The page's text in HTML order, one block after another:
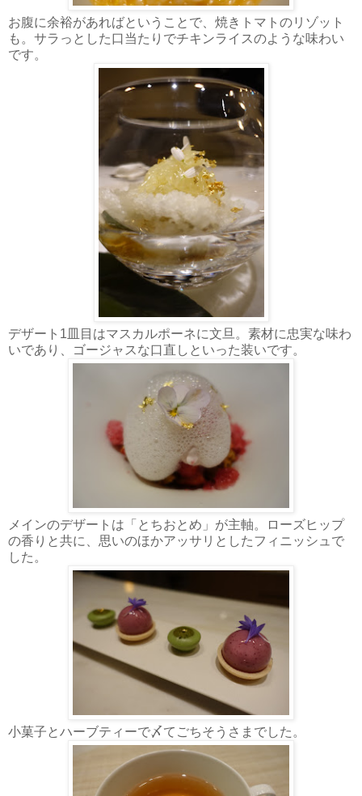
お腹に余裕があればということで、焼きトマトのリゾット
も。サラっとした口当たりでチキンライスのような味わい
です。
デザート1皿目はマスカルポーネに文旦。素材に忠実な味わ
いであり、ゴージャスな口直しといった装いです。
メインのデザートは「とちおとめ」が主軸。ローズヒップ
の香りと共に、思いのほかアッサリとしたフィニッシュで
した。
小菓子とハーブティーで〆てごちそうさまでした。